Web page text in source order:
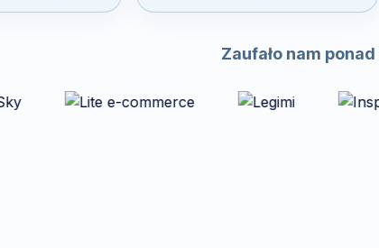
Zaufało nam ponad